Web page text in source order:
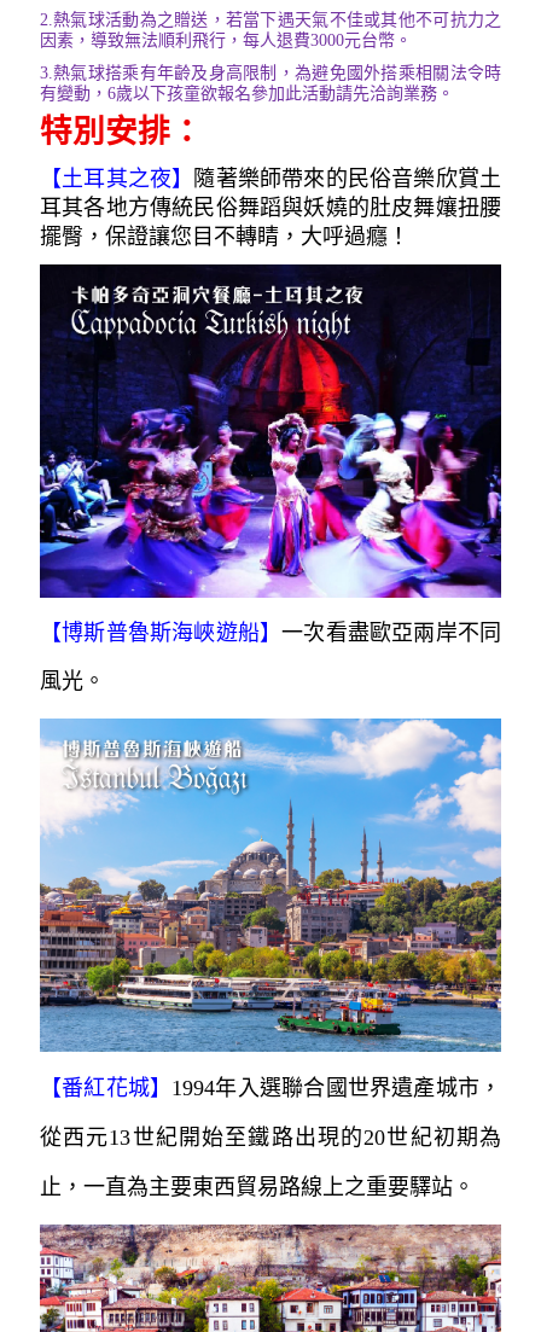
2. 熱氣球活動為之贈送，若當下遇天氣不佳或其他不可抗力之
因素，導致無法順利飛行，每人退費3000元台幣。
3. 熱氣球搭乘有年齡及身高限制，為避免國外搭乘相關法令時
有變動，6歲以下孩童欲報名參加此活動請先洽詢業務。
特別安排：
【土耳其之夜】 隨著樂師帶來的民俗音樂欣賞土
耳其各地方傳統民俗舞蹈與妖嬈的肚皮舞孃扭腰
擺臀，保證讓您目不轉睛，大呼過癮！
【博斯普魯斯海峽遊船】一次看盡歐亞兩岸不同
風光。
【番紅花城】 1994年入選聯合國世界遺產城市，
從西元13世紀開始至鐵路出現的20世紀初期為
止，一直為主要東西貿易路線上之重要驛站。